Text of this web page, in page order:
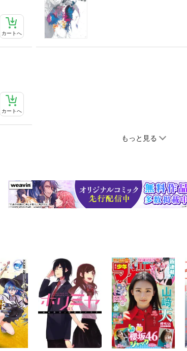
カートへ
カートへ
もっと見る